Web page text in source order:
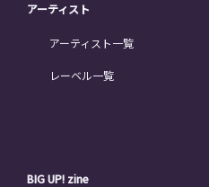
アーティスト
アーティスト一覧
レーベル一覧
BIG UP! zine